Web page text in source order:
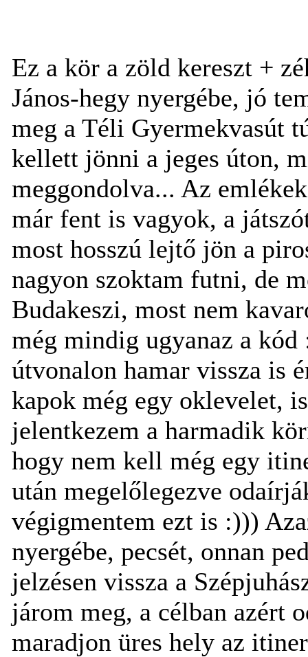
Ez a kör a zöld kereszt +
János-hegy nyergébe, jó
meg a Téli Gyermekvasút
kellett jönni a jeges úton,
meggondolva... Az
már fent is vagyok, a
most hosszú lejtő jön a
nagyon szoktam futni, de
Budakeszi, most nem
még mindig ugyanaz a kód
útvonalon hamar vissza is
kapok még egy oklevelet,
jelentkezem a harmadik
hogy nem kell még egy
után megelőlegezve
végigmentem ezt is :)))
nyergébe, pecsét, onnan
jelzésen vissza a
járom meg, a célban azért
maradjon üres hely az